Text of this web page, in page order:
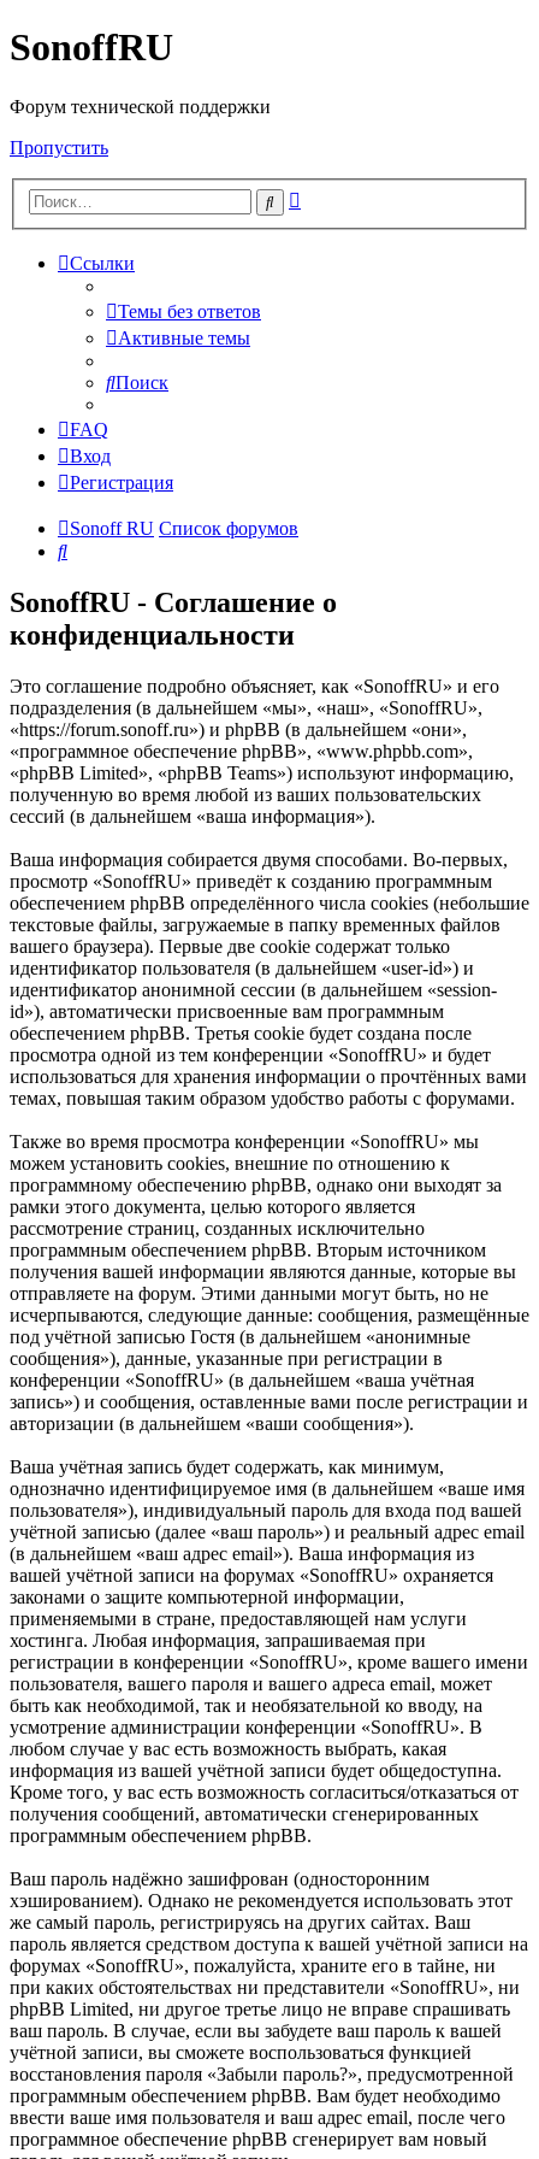
SonoffRU
Форум технической поддержки
Пропустить
Поиск
Ссылки
Темы без ответов
Активные темы
Поиск
FAQ
Вход
Регистрация
Sonoff RU Список форумов
Поиск
SonoffRU - Соглашение о
конфиденциальности
Это соглашение подробно объясняет, как «SonoffRU» и его
подразделения (в дальнейшем «мы», «наш», «SonoffRU»,
«https://forum.sonoff.ru») и phpBB (в дальнейшем «они»,
«программное обеспечение phpBB», «www.phpbb.com»,
«phpBB Limited», «phpBB Teams») используют информацию,
полученную во время любой из ваших пользовательских
сессий (в дальнейшем «ваша информация»).
Ваша информация собирается двумя способами. Во-первых,
просмотр «SonoffRU» приведёт к созданию программным
обеспечением phpBB определённого числа cookies (небольшие
текстовые файлы, загружаемые в папку временных файлов
вашего браузера). Первые две cookie содержат только
идентификатор пользователя (в дальнейшем «user-id») и
идентификатор анонимной сессии (в дальнейшем «session-
id»), автоматически присвоенные вам программным
обеспечением phpBB. Третья cookie будет создана после
просмотра одной из тем конференции «SonoffRU» и будет
использоваться для хранения информации о прочтённых вами
темах, повышая таким образом удобство работы с форумами.
Также во время просмотра конференции «SonoffRU» мы
можем установить cookies, внешние по отношению к
программному обеспечению phpBB, однако они выходят за
рамки этого документа, целью которого является
рассмотрение страниц, созданных исключительно
программным обеспечением phpBB. Вторым источником
получения вашей информации являются данные, которые вы
отправляете на форум. Этими данными могут быть, но не
исчерпываются, следующие данные: сообщения, размещённые
под учётной записью Гостя (в дальнейшем «анонимные
сообщения»), данные, указанные при регистрации в
конференции «SonoffRU» (в дальнейшем «ваша учётная
запись») и сообщения, оставленные вами после регистрации и
авторизации (в дальнейшем «ваши сообщения»).
Ваша учётная запись будет содержать, как минимум,
однозначно идентифицируемое имя (в дальнейшем «ваше имя
пользователя»), индивидуальный пароль для входа под вашей
учётной записью (далее «ваш пароль») и реальный адрес email
(в дальнейшем «ваш адрес email»). Ваша информация из
вашей учётной записи на форумах «SonoffRU» охраняется
законами о защите компьютерной информации,
применяемыми в стране, предоставляющей нам услуги
хостинга. Любая информация, запрашиваемая при
регистрации в конференции «SonoffRU», кроме вашего имени
пользователя, вашего пароля и вашего адреса email, может
быть как необходимой, так и необязательной ко вводу, на
усмотрение администрации конференции «SonoffRU». В
любом случае у вас есть возможность выбрать, какая
информация из вашей учётной записи будет общедоступна.
Кроме того, у вас есть возможность согласиться/отказаться от
получения сообщений, автоматически сгенерированных
программным обеспечением phpBB.
Ваш пароль надёжно зашифрован (односторонним
хэшированием). Однако не рекомендуется использовать этот
же самый пароль, регистрируясь на других сайтах. Ваш
пароль является средством доступа к вашей учётной записи на
форумах «SonoffRU», пожалуйста, храните его в тайне, ни
при каких обстоятельствах ни представители «SonoffRU», ни
phpBB Limited, ни другое третье лицо не вправе спрашивать
ваш пароль. В случае, если вы забудете ваш пароль к вашей
учётной записи, вы сможете воспользоваться функцией
восстановления пароля «Забыли пароль?», предусмотренной
программным обеспечением phpBB. Вам будет необходимо
ввести ваше имя пользователя и ваш адрес email, после чего
программное обеспечение phpBB сгенерирует вам новый